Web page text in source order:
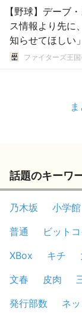
【野球】デーブ
ス情報より先に
知らせてほし
す！」ファイターズ王
話題のキーワ
乃木坂 小学館
普通
ビット
XBox
キチ
文春
皮肉
発行部数
ネッ